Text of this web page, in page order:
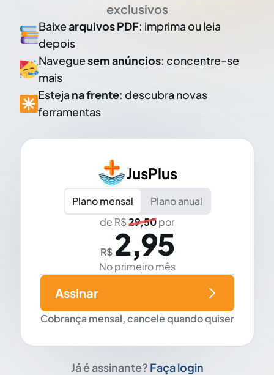
exclusivos
Baixearquivos PDF: imprima ou leia
depois
Naveguesem anúncios: concentre-se
mais
Esteja na frente: descubra novas
ferramentas
JusPlus
Plano mensal
Plano anual
de R$29,50por
R$ 2,95
No primeiro mês
Cobrança mensal, cancele quando quiser
Assinar
Já é assinante? Faça login